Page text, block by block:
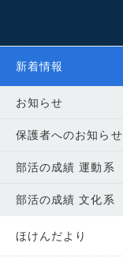
新着情報
お知らせ
保護者へのお知らせ
部活の成績 運動系
部活の成績 文化系
ほけんだより